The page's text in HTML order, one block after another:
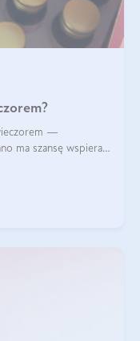
—
ma szansę wspierać